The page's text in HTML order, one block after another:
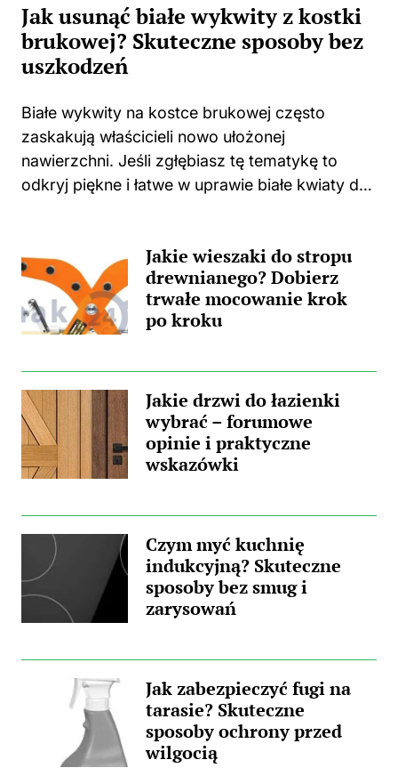
Jak usunąć białe wykwity z kostki
brukowej? Skuteczne sposoby bez
uszkodzeń
Białe wykwity na kostce brukowej często
zaskakują właścicieli nowo ułożonej
nawierzchni. Jeśli zgłębiasz tę tematykę to
odkryj piękne i łatwe w uprawie białe kwiaty do
położona kostka zaczyna...Jakie wieszaki do stropu
drewnianego? Dobierz
trwałe mocowanie krok
po kroku
Jakie drzwi do łazienki
wybrać – forumowe
opinie i praktyczne
wskazówki
Czym myć kuchnię
indukcyjną? Skuteczne
sposoby bez smug i
zarysowań
Jak zabezpieczyć fugi na
tarasie? Skuteczne
sposoby ochrony przed
wilgocią